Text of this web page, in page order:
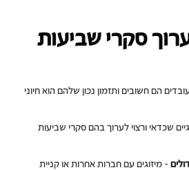
סקרי שביעות
הם חשובים ותזמון נכון שלהם הוא חיוני
שכדאי ורצוי לערוך בהם סקרי שביעות
- מיזוגים עם חברות אחרות או קניית